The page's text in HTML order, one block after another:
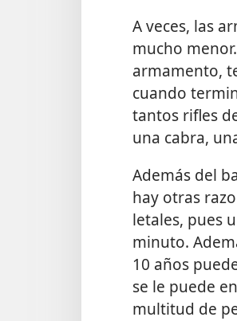
A veces, las
mucho
armamento,
cuando
tantos rifles
una cabra,
Además del
hay otras
letales, pues
minuto.
10 años
se le puede
multitud de